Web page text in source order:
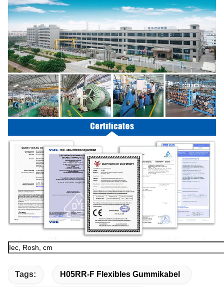
Iec, Rosh, cm
Tags: H05RR-F Flexibles Gummikabel